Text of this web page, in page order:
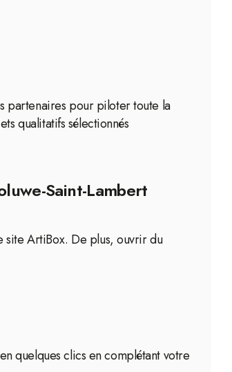
partenaires pour piloter toute la
qualitatifs sélectionnés
Saint-Lambert
site ArtiBox. De plus, ouvrir du
quelques clics en complétant votre